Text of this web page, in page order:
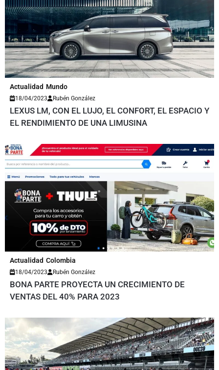
Actualidad Mundo
18/04/2023 Rubén González
LEXUS LM, CON EL LUJO, EL CONFORT, EL ESPACIO Y
EL RENDIMIENTO DE UNA LIMUSINA
Actualidad Colombia
18/04/2023 Rubén González
BONA PARTE PROYECTA UN CRECIMIENTO DE
VENTAS DEL 40% PARA 2023